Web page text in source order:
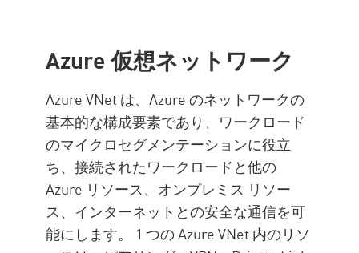
Azure 仮想ネットワーク
Azure VNet は、Azure のネットワークの
基本的な構成要素であり、ワークロード
のマイクロセグメンテーションに役立
ち、接続されたワークロードと他の
Azure リソース、オンプレミス リソー
ス、インターネットとの安全な通信を可
能にします。 1 つの Azure VNet 内のリソ